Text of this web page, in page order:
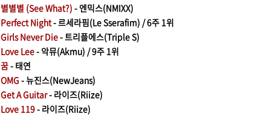
별별별 (See What?) - 엔믹스(NMIXX)
Perfect Night- 르세라핌(Le Sserafim) / 6주 1위
Girls Never Die- 트리플에스(Triple S)
Love Lee- 악뮤(Akmu) / 9주 1위
꿈- 태연
OMG - 뉴진스(NewJeans)
Get A Guitar- 라이즈(Riize)
Love 119- 라이즈(Riize)